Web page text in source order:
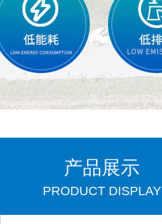
产品展示
PRODUCT DISPLAY